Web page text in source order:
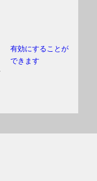
有効にすることが
できます